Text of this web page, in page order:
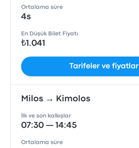
Ortalama süre
4s
En Düşük Bilet Fiyatı
₺1.041
Tarifeler ve fiyatlar
Milos → Kimolos
İlk ve son kalkışlar
07:30 — 14:45
Ortalama süre